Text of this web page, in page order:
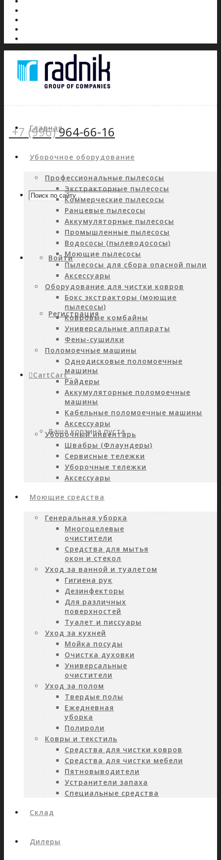
+7 (996)964-66-16
Войти
Регистрация
CartCart0
Ваша корзина пуста.
Главная
Уборочное оборудование
Профессиональные пылесосы
Экстракторные пылесосы
Коммерческие пылесосы
Ранцевые пылесосы
Аккумуляторные пылесосы
Промышленные пылесосы
Водососы (пылеводососы)
Моющие пылесосы
Пылесосы для сбора опасной пыли
Аксессуары
Оборудование для чистки ковров
Бокс экстракторы (моющие
пылесосы)
Ковровые комбайны
Универсальные аппараты
Фены-сушилки
Поломоечные машины
Однодисковые поломоечные
машины
Райдеры
Аккумуляторные поломоечные
машины
Кабельные поломоечные машины
Аксессуары
Уборочный инвентарь
Швабры (Флаундеры)
Сервисные тележки
Уборочные тележки
Аксессуары
Моющие средства
Генеральная уборка
Многоцелевые
очистители
Средства для мытья
окон и стекол
Уход за ванной и туалетом
Гигиена рук
Дезинфекторы
Для различных
поверхностей
Туалет и писсуары
Уход за кухней
Мойка посуды
Очистка духовки
Универсальные
очистители
Уход за полом
Твердые полы
Ежедневная
уборка
Полироли
Ковры и текстиль
Средства для чистки ковров
Средства для чистки мебели
Пятновыводители
Устранители запаха
Специальные средства
Склад
Дилеры